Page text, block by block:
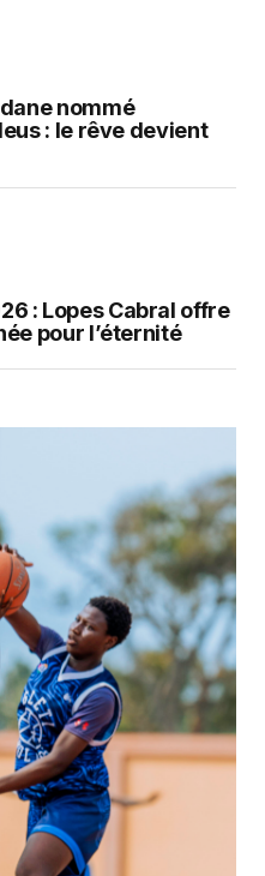
nommé
: le rêve devient
: Lopes Cabral offre
pour l’éternité